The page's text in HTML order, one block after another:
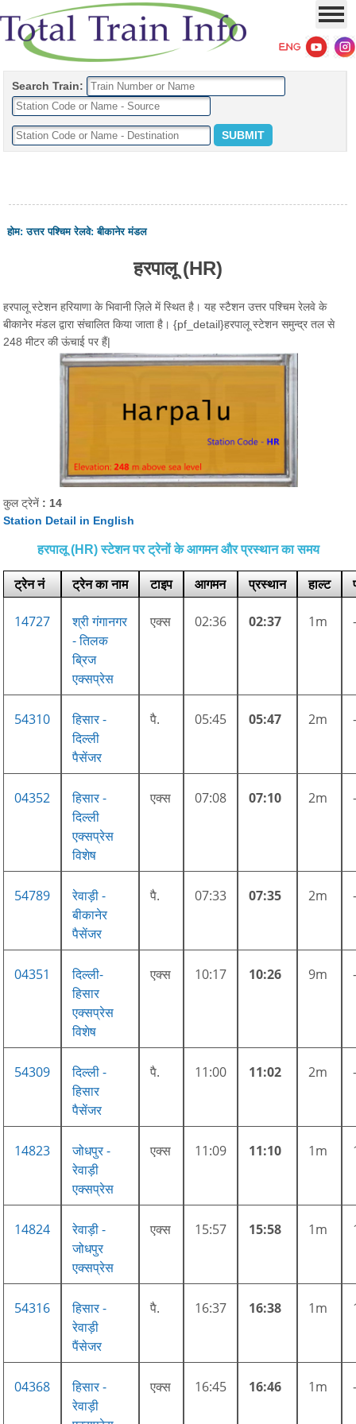
Search Train:
होम:उत्तर पश्चिम रेलवे:बीकानेर मंडल
हरपालू (HR)
हरपालू स्टेशन हरियाणा के भिवानी ज़िले में स्थित है। यह स्टैशन उत्तर पश्चिम रेलवे के
बीकानेर मंडल द्वारा संचालित किया जाता है। {pf_detail}हरपालू स्टेशन समुन्द्र तल से
248 मीटर की ऊंचाई पर हैं|
कुल ट्रेनें : 14
Station Detail in English
हरपालू (HR) स्टेशन पर ट्रेनों के आगमन और प्रस्थान का समय
ट्रेन नं ट्रेन का नाम टाइप आगमन प्रस्थान हाल्ट
14727
श्री गंगानगर
- तिलक
ब्रिज
एक्सप्रेस
एक्स 02:36 02:37 1m
54310
हिसार -
दिल्ली
पैसेंजर
पै. 05:45 05:47 2m
04352
हिसार -
दिल्ली
एक्सप्रेस
विशेष
एक्स 07:08 07:10 2m
54789
रेवाड़ी -
बीकानेर
पैसेंजर
पै. 07:33 07:35 2m
04351
दिल्ली-
हिसार
एक्सप्रेस
विशेष
एक्स 10:17 10:26 9m
54309
दिल्ली -
हिसार
पैसेंजर
पै. 11:00 11:02 2m
14823
जोधपुर -
रेवाड़ी
एक्सप्रेस
एक्स 11:09 11:10 1m
14824
रेवाड़ी -
जोधपुर
एक्सप्रेस
एक्स 15:57 15:58 1m
54316
हिसार -
रेवाड़ी
पैंसेजर
पै. 16:37 16:38 1m
04368
हिसार -
रेवाड़ी
एक्स 16:45 16:46 1m